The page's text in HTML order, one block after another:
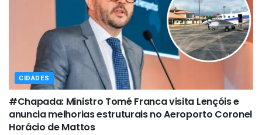
CIDADES
#Chapada: Ministro Tomé Franca visita Lençóis e
anuncia melhorias estruturais no Aeroporto Coronel
Horácio de Mattos